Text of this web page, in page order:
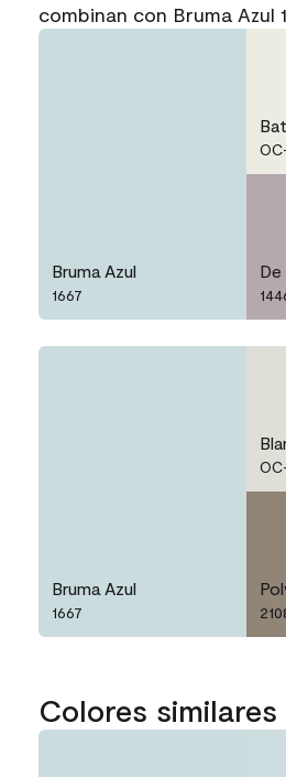
combinan con Bruma Azul
Bruma Azul
1667
De
Bruma Azul
1667
Colores similares